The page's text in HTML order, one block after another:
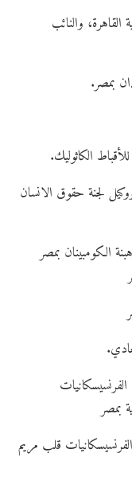
والنائب
بمصر.
الكاثوليك.
لجنة حقوق الانسان
الكومبينان بمصر
بمصر
قلب مريم